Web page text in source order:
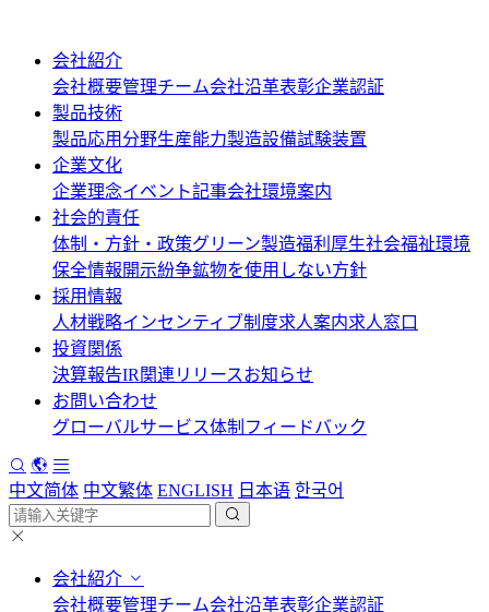
会社紹介
会社概要管理チーム会社沿革表彰企業認証
製品技術
製品応用分野生産能力製造設備試験装置
企業文化
企業理念イベント記事会社環境案内
社会的責任
体制・方針・政策グリーン製造福利厚生社会福祉環境
保全情報開示紛争鉱物を使用しない方針
採用情報
人材戦略インセンティブ制度求人案内求人窓口
投資関係
決算報告IR関連リリースお知らせ
お問い合わせ
グローバルサービス体制 フィードバック
中文简体 中文繁体 ENGLISH 日本语 한국어
会社紹介
会社概要管理チーム会社沿革表彰企業認証